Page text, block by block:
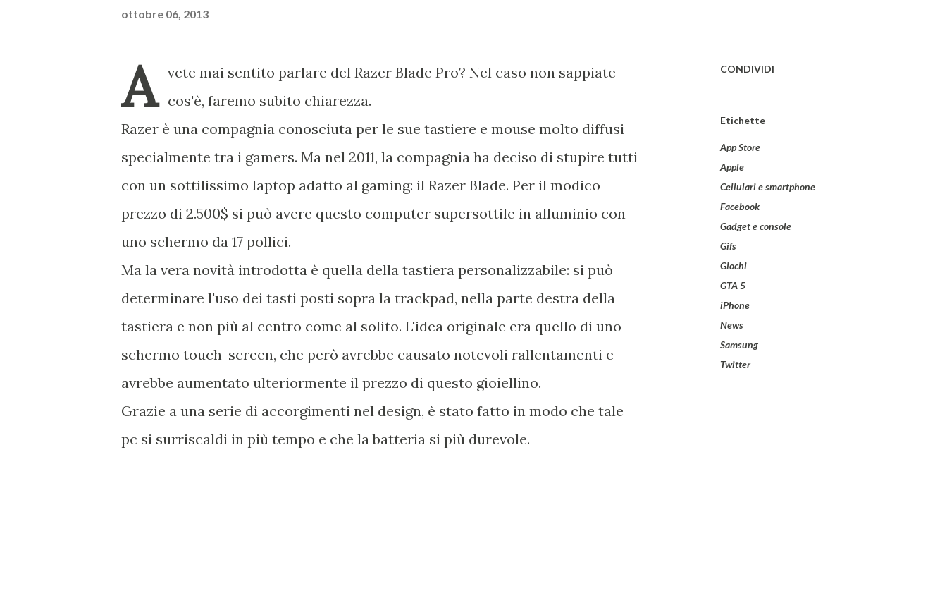
ottobre 06, 2013
A
vete mai sentito parlare del Razer Blade Pro? Nel caso non sappiate
cos'è, faremo subito chiarezza.
Razer è una compagnia conosciuta per le sue tastiere e mouse molto diffusi
specialmente tra i gamers. Ma nel 2011, la compagnia ha deciso di stupire tutti
con un sottilissimo laptop adatto al gaming: il Razer Blade. Per il modico
prezzo di 2.500$ si può avere questo computer supersottile in alluminio con
uno schermo da 17 pollici.
Ma la vera novità introdotta è quella della tastiera personalizzabile: si può
determinare l'uso dei tasti posti sopra la trackpad, nella parte destra della
tastiera e non più al centro come al solito. L'idea originale era quello di uno
schermo touch-screen, che però avrebbe causato notevoli rallentamenti e
avrebbe aumentato ulteriormente il prezzo di questo gioiellino.
Grazie a una serie di accorgimenti nel design, è stato fatto in modo che tale
pc si surriscaldi in più tempo e che la batteria si più durevole.
CONDIVIDI
Etichette
App Store
Apple
Cellulari e smartphone
Facebook
Gadget e console
Gifs
Giochi
GTA 5
iPhone
News
Samsung
Twitter